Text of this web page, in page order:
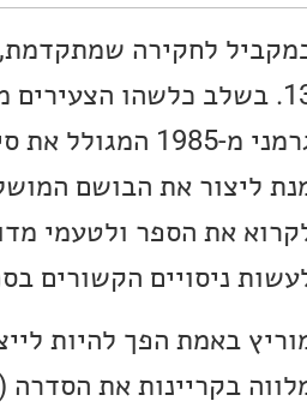
לחקירה שמתקדמת,
13. בשלב כלשהו
ליצור את הבושם
את הספר ולטעמי
ניסויים הקשורים
באמת הפך להיות
בקריינות את